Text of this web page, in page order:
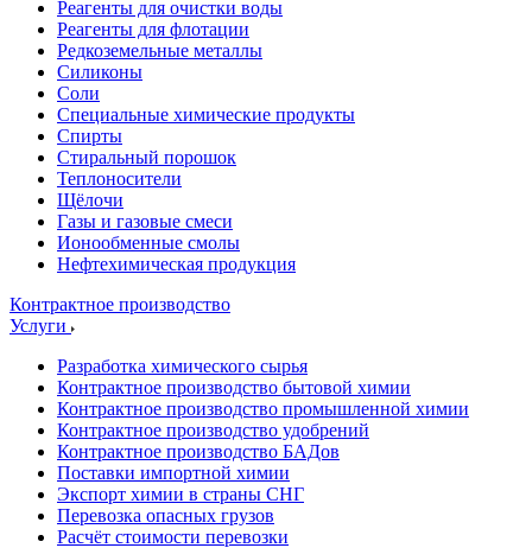
Реагенты для очистки воды
Реагенты для флотации
Редкоземельные металлы
Силиконы
Соли
Специальные химические продукты
Спирты
Стиральный порошок
Теплоносители
Щёлочи
Газы и газовые смеси
Ионообменные смолы
Нефтехимическая продукция
Контрактное производство
Услуги
Разработка химического сырья
Контрактное производство бытовой химии
Контрактное производство промышленной химии
Контрактное производство удобрений
Контрактное производство БАДов
Поставки импортной химии
Экспорт химии в страны СНГ
Перевозка опасных грузов
Расчёт стоимости перевозки